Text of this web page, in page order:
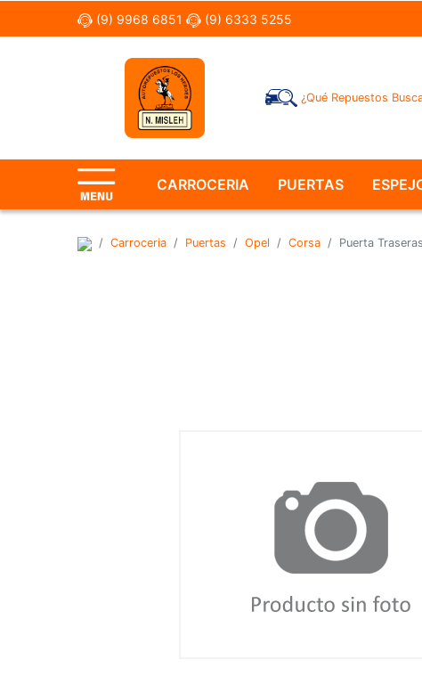
(9) 9968 6851 (9) 6333 5255
¿Qué Repuestos
CARROCERIA PUERTAS
Carroceria Puertas Opel Corsa Puerta